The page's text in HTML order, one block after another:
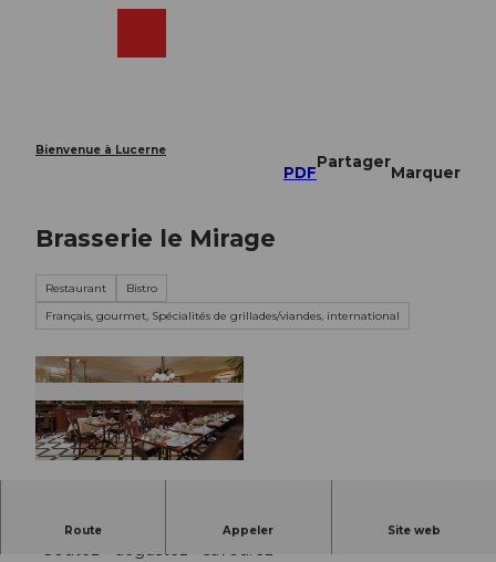
Bienvenue à Lucerne
PDF
Partager
Marquer
Brasserie le Mirage
Restaurant
Bistro
Français, gourmet, Spécialités de grillades/viandes, international
Route Appeler Site web
Un air de France à Stans
"Goûtez - dégustez - savourez"